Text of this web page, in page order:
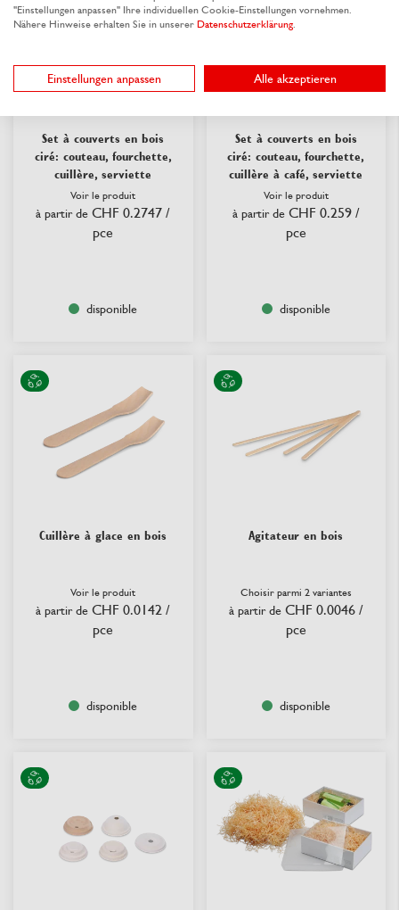
Set à couverts en bois
ciré: couteau, fourchette,
cuillère, serviette
Voir le produit
à partir de CHF 0.2747 /
pce
disponible
Set à couverts en bois
ciré: couteau, fourchette,
cuillère à café, serviette
Voir le produit
à partir de CHF 0.259 /
pce
disponible
Cuillère à glace en bois
Voir le produit
à partir de CHF 0.0142 /
pce
disponible
Agitateur en bois
Choisir parmi 2 variantes
à partir de CHF 0.0046 /
pce
disponible
"Einstellungen anpassen" Ihre individuellen Cookie-Einstellungen vornehmen.
Nähere Hinweise erhalten Sie in unserer Datenschutzerklärung
Einstellungen anpassen Alle akzeptieren